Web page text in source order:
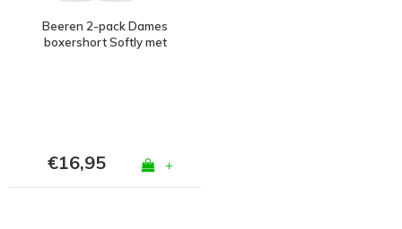
Beeren 2-pack Dames
boxershort Softly met
€16,95 +